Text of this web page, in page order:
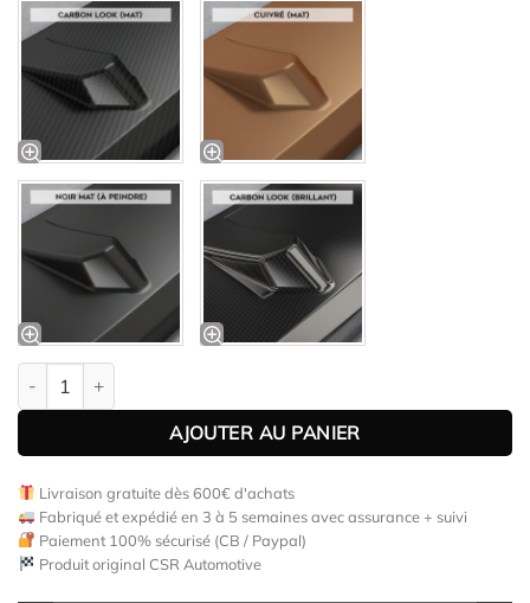
quantité de Lame de parechoc avant pour Opel Astra J GTC
AJOUTER AU PANIER
Livraison gratuite dès 600€ d'achats
Fabriqué et expédié en 3 à 5 semaines avec assurance + suivi
Paiement 100% sécurisé (CB / Paypal)
Produit original CSR Automotive